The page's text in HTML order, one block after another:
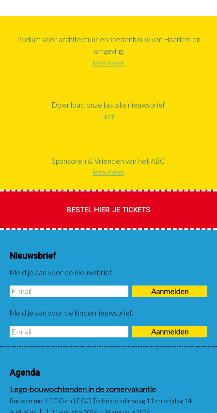
Podium voor architectuur en stedenbouw van Haarlem en
omgeving
lees meer
Download onze laatste nieuwsbrief
hier
Sponsoren & Vrienden van het ABC
lees meer
BESTEL HIER JE TICKETS
Nieuwsbrief
Meld je aan voor de nieuwsbrief.
Meld je aan voor de kindernieuwsbrief.
Agenda
Lego-bouwochtenden in de zomervakantie
Bouwen met LEGO en LEGO Technic op dinsdag 11 en vrijdag 14
augustus